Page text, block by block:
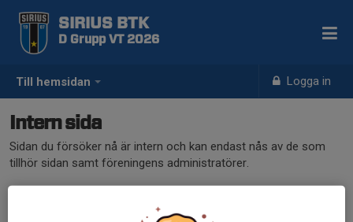
Till hemsidan Logga in
SIRIUS BTK
D Grupp VT 2026
Intern sida
Sidan du försöker nå är intern och kan endast nås av de som
tillhör sidan samt föreningens administratörer.